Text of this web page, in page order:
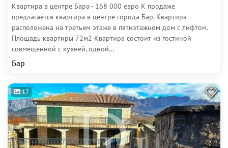
Квартира в центре Бара - 168 000 евро К продаже
предлагается квартира в центре города Бар. Квартира
расположена на третьем этаже в пятиэтажном дом с лифтом.
Площадь квартиры 72м2 Квартира состоит из гостиной
совмещённой с кухней, одной...
Бар
17